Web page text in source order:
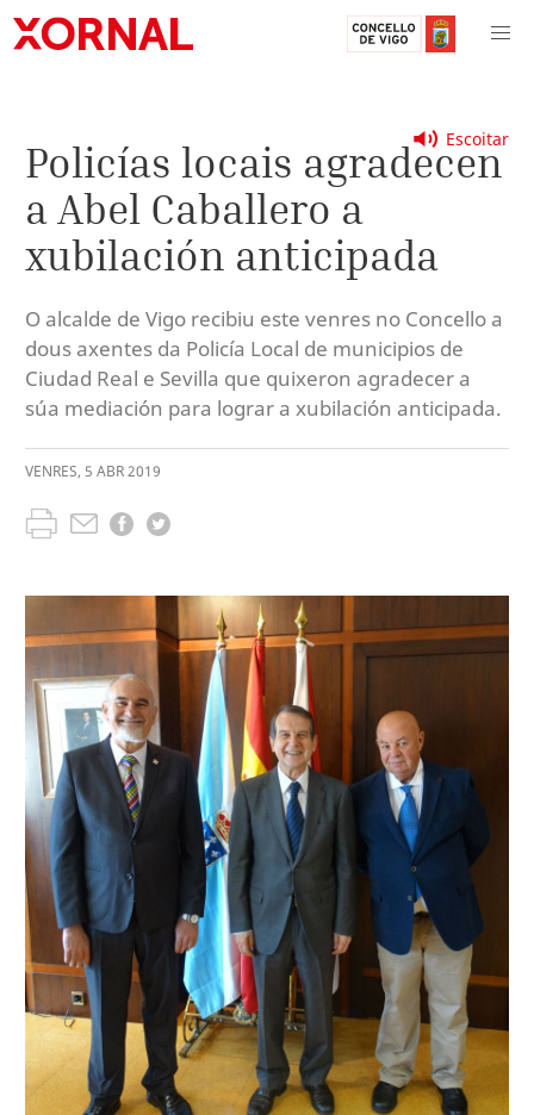
Escoitar
Policías locais agradecen
a Abel Caballero a
xubilación anticipada
O alcalde de Vigo recibiu este venres no Concello a
dous axentes da Policía Local de municipios de
Ciudad Real e Sevilla que quixeron agradecer a
súa mediación para lograr a xubilación anticipada.
VENRES, 5 ABR2019